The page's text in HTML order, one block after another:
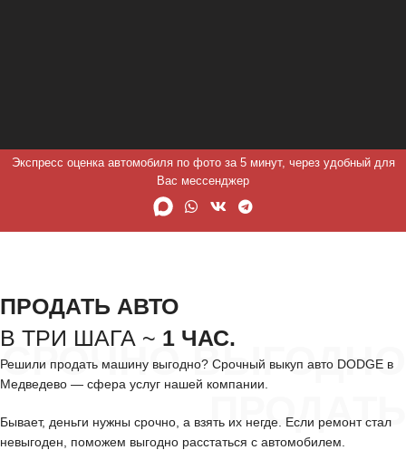
Экспресс оценка автомобиля по фото за 5 минут, через удобный для
Вас мессенджер
СРОЧНО ВЫГОДНО
ПРОДАТЬ
ПРОДАТЬ АВТО
В ТРИ ШАГА ~ 1 ЧАС.
Решили продать машину выгодно? Срочный выкуп авто DODGE в
Медведево — сфера услуг нашей компании.
Бывает, деньги нужны срочно, а взять их негде. Если ремонт стал
невыгоден, поможем выгодно расстаться с автомобилем.